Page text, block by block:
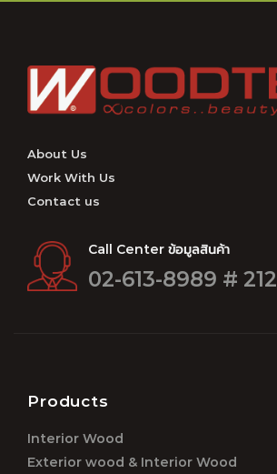
About Us
Work With Us
Contact us
Call Center ข้อมูลสินค้า
02-613-8989 # 212
Products
Interior Wood
Exterior wood & Interior Wood